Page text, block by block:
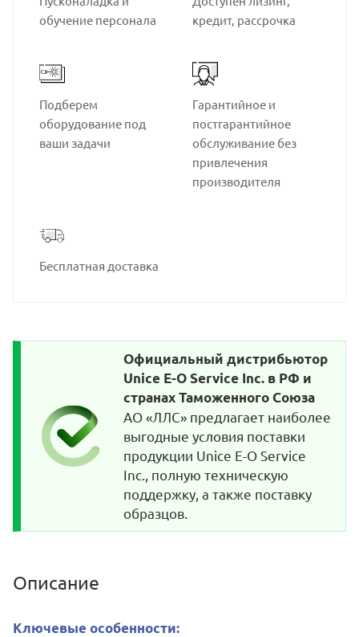
обучение персонала
кредит, рассрочка
Подберем
оборудование под
ваши задачи
Гарантийное и
постгарантийное
обслуживание без
привлечения
производителя
Бесплатная доставка
Официальный дистрибьютор
Unice E-O Service Inc. в РФ и
странах Таможенного Союза
АО «ЛЛС» предлагает наиболее
выгодные условия поставки
продукции Unice E-O Service
Inc., полную техническую
поддержку, а также поставку
образцов.
Описание
Ключевые особенности: